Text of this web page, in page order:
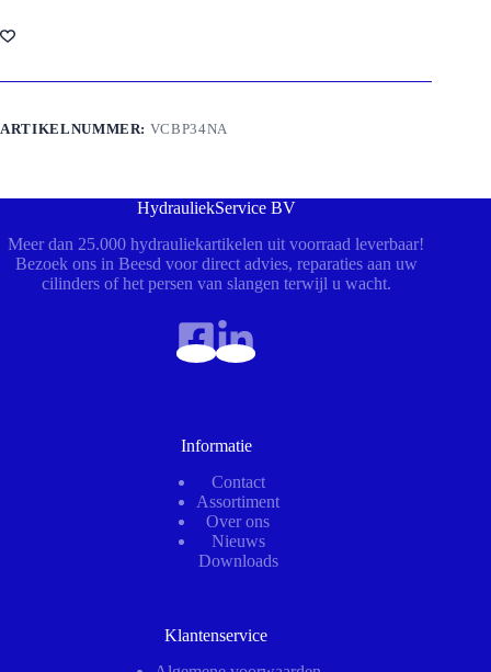
aantal
ARTIKELNUMMER: VCBP34NA
HydrauliekService BV
Meer dan 25.000 hydrauliekartikelen uit voorraad leverbaar!
Bezoek ons in Beesd voor direct advies, reparaties aan uw
cilinders of het persen van slangen terwijl u wacht.
Informatie
Contact
Assortiment
Over ons
Nieuws
Downloads
Klantenservice